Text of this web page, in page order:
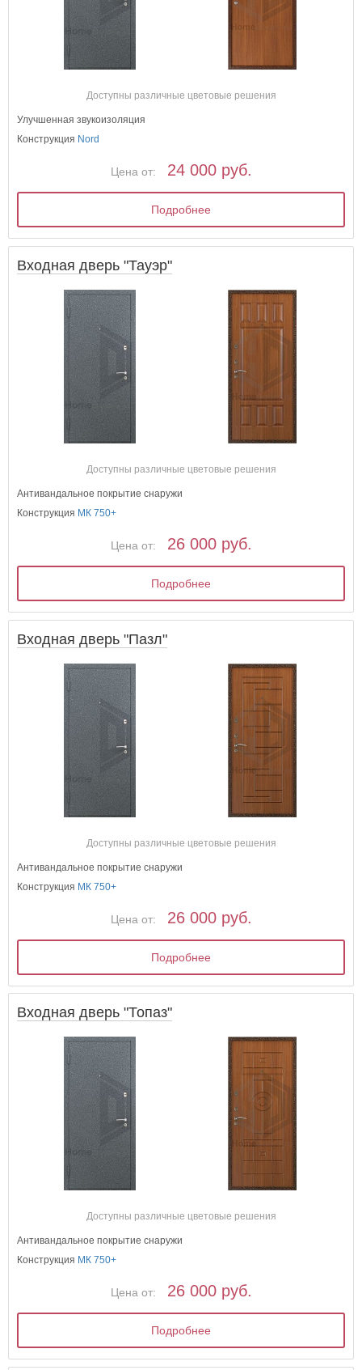
Доступны различные цветовые решения
Улучшенная звукоизоляция
Конструкция Nord
Цена от: 24 000 руб.
Подробнее
Входная дверь "Тауэр"
Доступны различные цветовые решения
Антивандальное покрытие снаружи
Конструкция МК 750+
Цена от: 26 000 руб.
Подробнее
Входная дверь "Пазл"
Доступны различные цветовые решения
Антивандальное покрытие снаружи
Конструкция МК 750+
Цена от: 26 000 руб.
Подробнее
Входная дверь "Топаз"
Доступны различные цветовые решения
Антивандальное покрытие снаружи
Конструкция МК 750+
Цена от: 26 000 руб.
Подробнее